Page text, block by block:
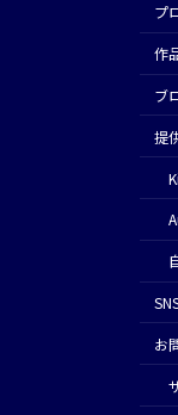
プ
作
ブ
提
お